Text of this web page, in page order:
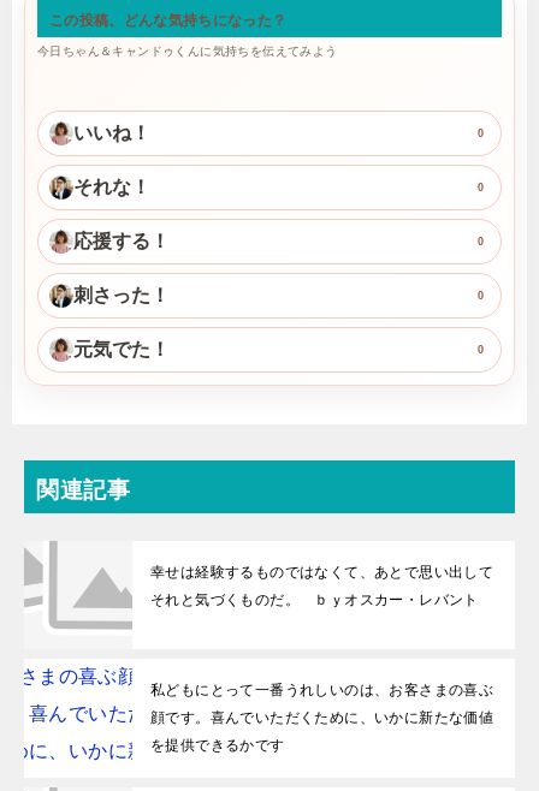
この投稿、どんな気持ちになった？
今日ちゃん＆キャンドゥくんに気持ちを伝えてみよう
いいね！ 0
それな！ 0
応援する！ 0
刺さった！ 0
元気でた！ 0
関連記事
幸せは経験するものではなくて、あとで思い出して
それと気づくものだ。 ｂｙオスカー・レバント
私どもにとって一番うれしいのは、お客さまの喜ぶ
顔です。喜んでいただくために、いかに新たな価値
を提供できるかです